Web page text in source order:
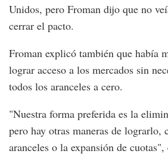
Unidos, pero Froman dijo que no
cerrar el pacto.
Froman explicó también que había
lograr acceso a los mercados sin
todos los aranceles a cero.
"Nuestra forma preferida es la
pero hay otras maneras de lograrlo,
aranceles o la expansión de cuotas",